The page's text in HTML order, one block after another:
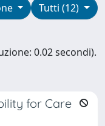
Tutti (12)
0.02 secondi).
for Care